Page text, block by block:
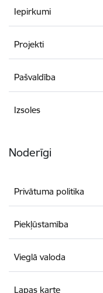
Iepirkumi
Projekti
Pašvaldība
Izsoles
Noderīgi
Privātuma politika
Piekļūstamība
Vieglā valoda
Lapas karte